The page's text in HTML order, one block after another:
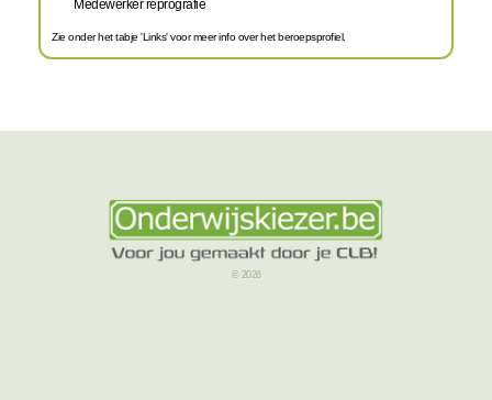
Medewerker reprografie
Zie onder het tabje 'Links' voor meer info over het beroepsprofiel.
© 2026